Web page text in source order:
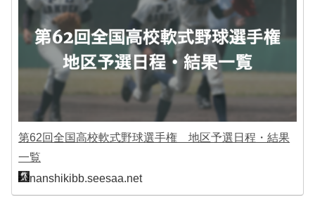
第62回全国高校軟式野球選手権 地区予選日程・結果
一覧
nanshikibb.seesaa.net